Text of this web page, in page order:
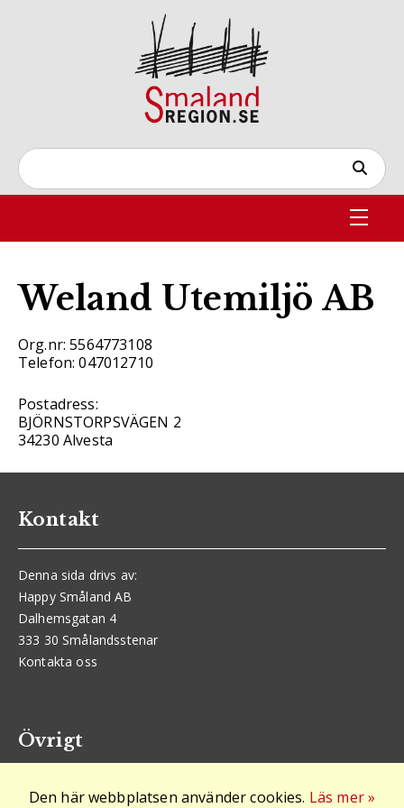
Weland Utemiljö AB
Org.nr: 5564773108
Telefon: 047012710
Postadress:
BJÖRNSTORPSVÄGEN 2
34230 Alvesta
Kontakt
Denna sida drivs av:
Happy Småland AB
Dalhemsgatan 4
333 30 Smålandsstenar
Kontakta oss
Övrigt
Logga in
Den här webbplatsen använder cookies. Läs mer »